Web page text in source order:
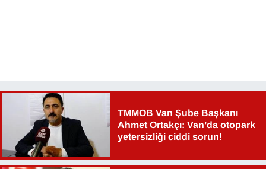
TMMOB Van Şube Başkanı
Ahmet Ortakçı: Van’da otopark
yetersizliği ciddi sorun!